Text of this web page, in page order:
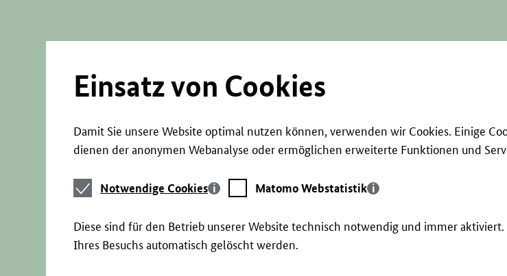
Einsatz von Cookies
Damit Sie unsere Website optimal nutzen können, verwenden wir Cookies. Einige
dienen der anonymen Webanalyse oder ermöglichen erweiterte Funktionen und
Notwendige
Cookies
Notwendige Cookies
Matomo
Webstatistik
Matomo Webstatistik
Diese sind für den Betrieb unserer Website technisch notwendig und immer
Ihres Besuchs automatisch gelöscht werden.